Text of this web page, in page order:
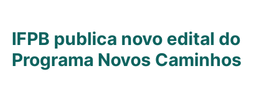
IFPB publica novo edital do
Programa Novos Caminhos